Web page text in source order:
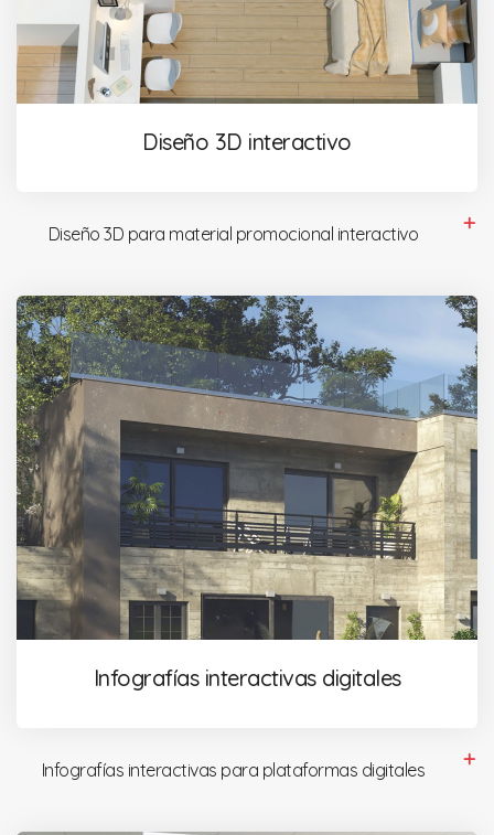
Diseño 3D interactivo
Diseño 3D para material promocional interactivo
Infografías interactivas digitales
Infografías interactivas para plataformas digitales